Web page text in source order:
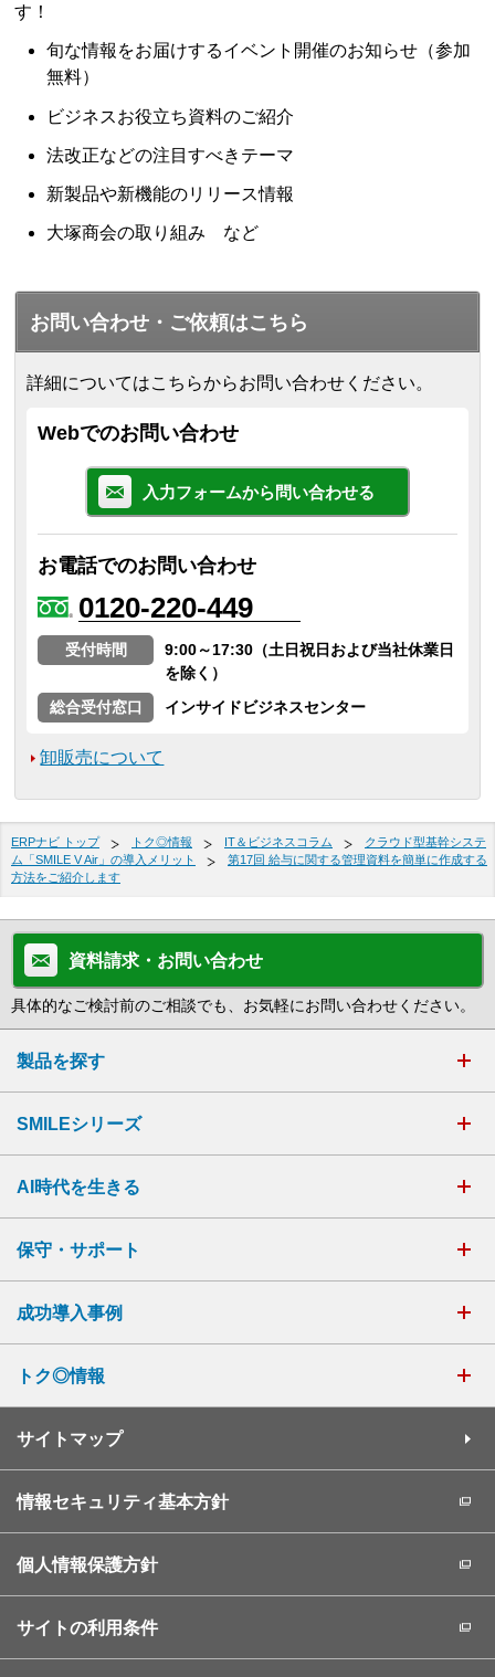
す！
旬な情報をお届けするイベント開催のお知らせ（参加
無料）
ビジネスお役立ち資料のご紹介
法改正などの注目すべきテーマ
新製品や新機能のリリース情報
大塚商会の取り組み など
お問い合わせ・ご依頼はこちら
詳細についてはこちらからお問い合わせください。
Webでのお問い合わせ
入力フォームから問い合わせる
お電話でのお問い合わせ
0120-220-449
受付時間
9:00～17:30（土日祝日および当社休業日
を除く）
総合受付窓口
インサイドビジネスセンター
卸販売について
ERPナビ トップ トク◎情報 IT＆ビジネスコラム
クラウド型基幹システ
ム「SMILE V Air」の導入メリット
第17回 給与に関する管理資料を簡単に作成する
方法をご紹介します
資料請求・お問い合わせ
具体的なご検討前のご相談でも、お気軽にお問い合わせください。
製品を探す
SMILEシリーズ
AI時代を生きる
保守・サポート
成功導入事例
トク◎情報
サイトマップ
情報セキュリティ基本方針
個人情報保護方針
サイトの利用条件